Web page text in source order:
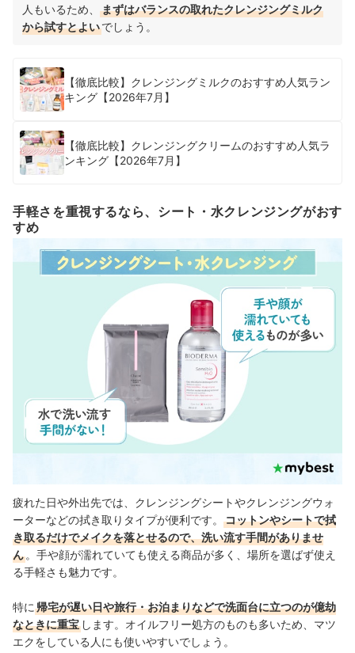
人もいるため、
まずはバランスの取れたクレンジングミルク
から試すとよいでしょう。
【徹底比較】クレンジングミルクのおすすめ人気ラン
キング【2026年7月】
【徹底比較】クレンジングクリームのおすすめ人気ラ
ンキング【2026年7月】
手軽さを重視するなら、シート・水クレンジングがおす
すめ
疲れた日や外出先では、クレンジングシートやクレンジングウォ
ーターなどの拭き取りタイプが便利です。
コットンやシートで拭
き取るだけでメイクを落とせるので、洗い流す手間がありませ
ん 。手や顔が濡れていても使える商品が多く、場所を選ばず使え
る手軽さも魅力です。
特に 帰宅が遅い日や旅行・お泊まりなどで洗面台に立つのが億劫
なときに重宝 します。オイルフリー処方のものも多いため、マツ
エクをしている人にも使いやすいでしょう。